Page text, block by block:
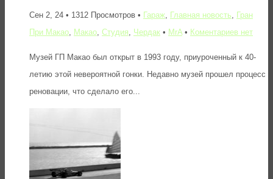
Сен 2, 24 • 1312 Просмотров • Гараж Главная новость
Гран
При Макао Макао Студия Чердак • MrA • Коментариев нет
Музей ГП Макао был открыт в 1993 году, приуроченный к 40-
летию этой невероятной гонки. Недавно музей прошел процесс
реновации, что сделало его...